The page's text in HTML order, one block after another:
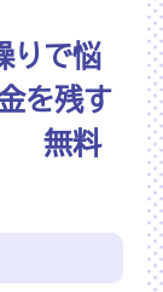
りで悩
を残す
無料